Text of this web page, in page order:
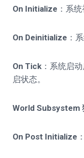
On Initialize ：系
On Deinitialize ：
On Tick ：系统启
启状态。
World Subsystem
On Post Initialize